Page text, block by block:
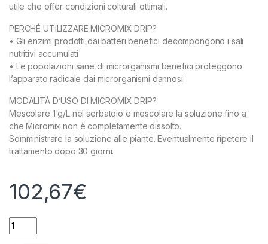
utile che offer condizioni colturali ottimali.
PERCHÉ UTILIZZARE MICROMIX DRIP?
• Gli enzimi prodotti dai batteri benefici decompongono i sali
nutritivi accumulati
• Le popolazioni sane di microrganismi benefici proteggono
l’apparato radicale dai microrganismi dannosi
MODALITÀ D’USO DI MICROMIX DRIP?
Mescolare 1 g/L nel serbatoio e mescolare la soluzione fino a
che Micromix non è completamente dissolto.
Somministrare la soluzione alle piante. Eventualmente ripetere il
trattamento dopo 30 giorni.
102,67€
APTUS - MICROMIX DRIP - 500GR quantity